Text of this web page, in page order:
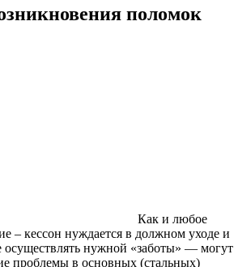
поломок
Как и любое
– кессон нуждается в должном уходе и
нужной «заботы» — могут
проблемы в основных (стальных)